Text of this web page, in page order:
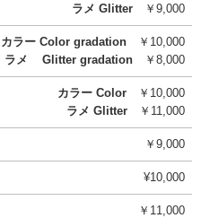
ラメ Glitter ￥9,000
カラー Color gradation ￥10,000
ラメ Glitter gradation ￥8,000
カラー Color ￥10,000
ラメ Glitter ￥11,000
￥9,000
¥10,000
￥11,000